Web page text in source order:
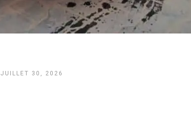
JUILLET 30, 2026